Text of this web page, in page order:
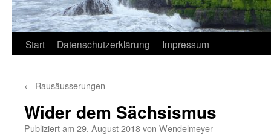
Zum
springen
Start Datenschutzerklärung Impressum
← Rausäusserungen
Wider dem Sächsismus
Publiziert am 29. August 2018von Wendelmeyer